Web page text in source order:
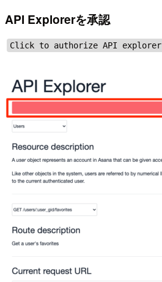
API Explorerを承認
Click to authorize API explorer